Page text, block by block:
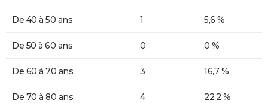
De 40 à 50 ans 1 5,6 %
De 50 à 60 ans 0 0 %
De 60 à 70 ans 3 16,7 %
De 70 à 80 ans 4 22,2 %